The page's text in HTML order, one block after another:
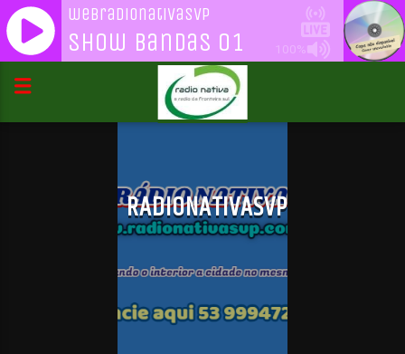
100%
webradionativasvp
Show Bandas 01